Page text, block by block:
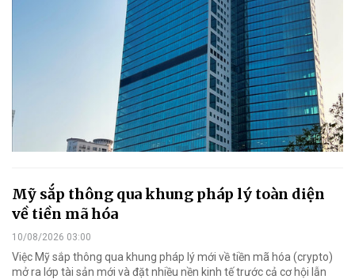
Mỹ sắp thông qua khung pháp lý toàn diện
về tiền mã hóa
10/08/2026 03:00
Việc Mỹ sắp thông qua khung pháp lý mới về tiền mã hóa (crypto)
mở ra lớp tài sản mới và đặt nhiều nền kinh tế trước cả cơ hội lẫn